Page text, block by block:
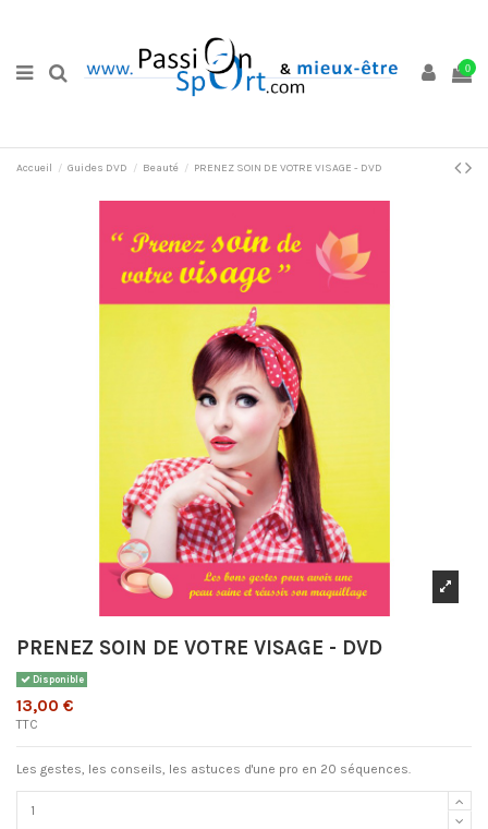
0
Accueil Guides DVD Beauté PRENEZ SOIN DE VOTRE VISAGE - DVD
PRENEZ SOIN DE VOTRE VISAGE - DVD
Disponible
13,00 €
TTC
Les gestes, les conseils, les astuces d'une pro en 20 séquences.